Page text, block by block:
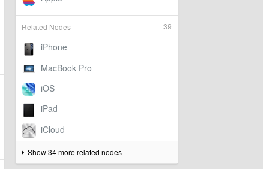
39
Related Nodes
Show 34 more related nodes